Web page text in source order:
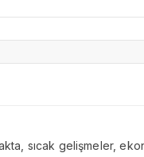
sıcak gelişmeler,